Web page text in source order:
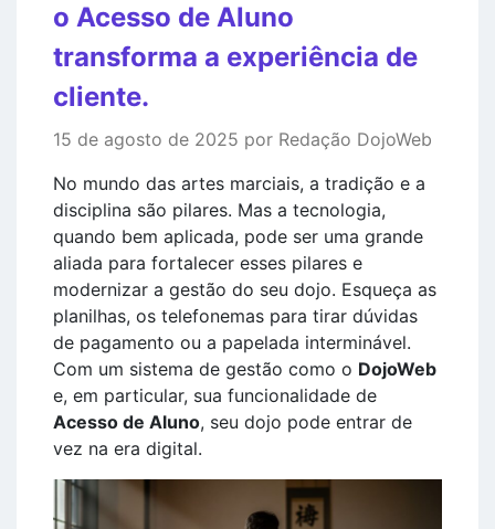
o Acesso de Aluno
transforma a experiência de
cliente.
15 de agosto de 2025 por Redação DojoWeb
No mundo das artes marciais, a tradição e a
disciplina são pilares. Mas a tecnologia,
quando bem aplicada, pode ser uma grande
aliada para fortalecer esses pilares e
modernizar a gestão do seu dojo. Esqueça as
planilhas, os telefonemas para tirar dúvidas
de pagamento ou a papelada interminável.
Com um sistema de gestão como o DojoWeb
e, em particular, sua funcionalidade de
Acesso de Aluno, seu dojo pode entrar de
vez na era digital.